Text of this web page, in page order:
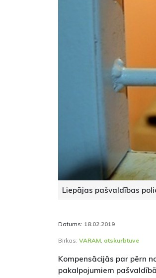
Liepājas pašvaldības
Datums: 18.02.2019
Birkas: VARAM, atskurbtuve
Kompensācijās par pērn
pakalpojumiem